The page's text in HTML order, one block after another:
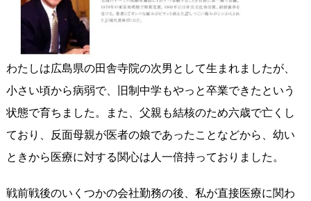
わたしは広島県の田舎寺院の次男として生まれましたが、
小さい頃から病弱で、旧制中学もやっと卒業できたという
状態で育ちました。また、父親も結核のため六歳で亡くし
ており、反面母親が医者の娘であったことなどから、幼い
ときから医療に対する関心は人一倍持っておりました。
戦前戦後のいくつかの会社勤務の後、私が直接医療に関わ